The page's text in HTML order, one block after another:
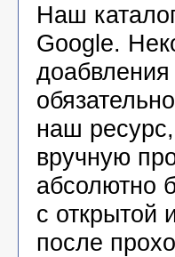
Наш
Google.
наш
вручную
абсолютно
с открытой
после